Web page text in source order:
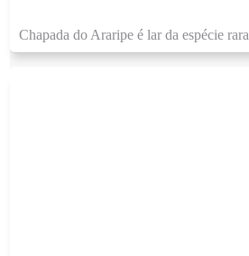
Chapada do Araripe é lar da espécie rara